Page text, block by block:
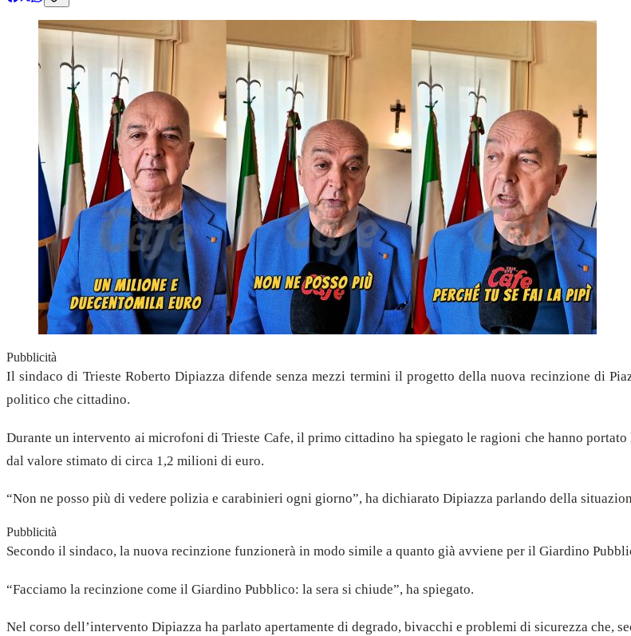
Pubblicità
Il sindaco di Trieste Roberto Dipiazza difende senza mezzi termini il progetto della nuova recinzione di
politico che cittadino.
Durante un intervento ai microfoni di Trieste Cafe, il primo cittadino ha spiegato le ragioni che hanno
dal valore stimato di circa 1,2 milioni di euro.
“Non ne posso più di vedere polizia e carabinieri ogni giorno”, ha dichiarato Dipiazza parlando della
Pubblicità
Secondo il sindaco, la nuova recinzione funzionerà in modo simile a quanto già avviene per il Giardino
“Facciamo la recinzione come il Giardino Pubblico: la sera si chiude”, ha spiegato.
Nel corso dell’intervento Dipiazza ha parlato apertamente di degrado, bivacchi e problemi di sicurezza che,